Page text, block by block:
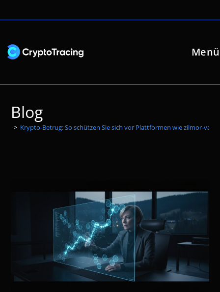
Inhalt
Menü
Blog
> Krypto-Betrug: So schützen Sie sich vor Plattformen wie zilmor-